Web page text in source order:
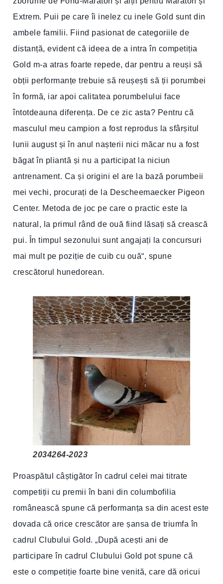
Extrem. Puii pe care îi inelez cu inele Gold sunt din
ambele familii. Fiind pasionat de categoriile de
distanță, evident că ideea de a intra în competiția
Gold m-a atras foarte repede, dar pentru a reuși să
obții performanțe trebuie să reușești să ții porumbei
în formă, iar apoi calitatea porumbelului face
întotdeauna diferența. De ce zic asta? Pentru că
masculul meu campion a fost reprodus la sfârșitul
lunii august și în anul nașterii nici măcar nu a fost
băgat în pliantă și nu a participat la niciun
antrenament. Ca și origini el are la bază porumbeii
mei vechi, procurați de la Descheemaecker Pigeon
Center. Metoda de joc pe care o practic este la
natural, la primul rând de ouă fiind lăsați să crească
pui. În timpul sezonului sunt angajați la concursuri
mai mult pe poziție de cuib cu ouă“, spune
crescătorul hunedorean.
2034264-2023
Proaspătul câștigător în cadrul celei mai titrate
competiții cu premii în bani din columbofilia
românească spune că performanța sa din acest este
dovada că orice crescător are șansa de triumfa în
cadrul Clubului Gold. „După acești ani de
participare în cadrul Clubului Gold pot spune că
este o competiție foarte bine venită, care dă oricui